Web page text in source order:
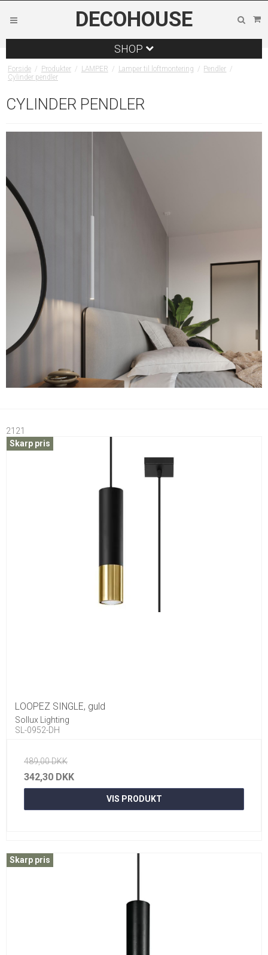
DECOHOUSE
SHOP
Forside / Produkter / LAMPER / Lamper til loftmontering / Pendler /
Cylinder pendler
CYLINDER PENDLER
2121
Skarp pris
LOOPEZ SINGLE, guld
Sollux Lighting
SL-0952-DH
489,00 DKK
342,30 DKK
VIS PRODUKT
Skarp pris